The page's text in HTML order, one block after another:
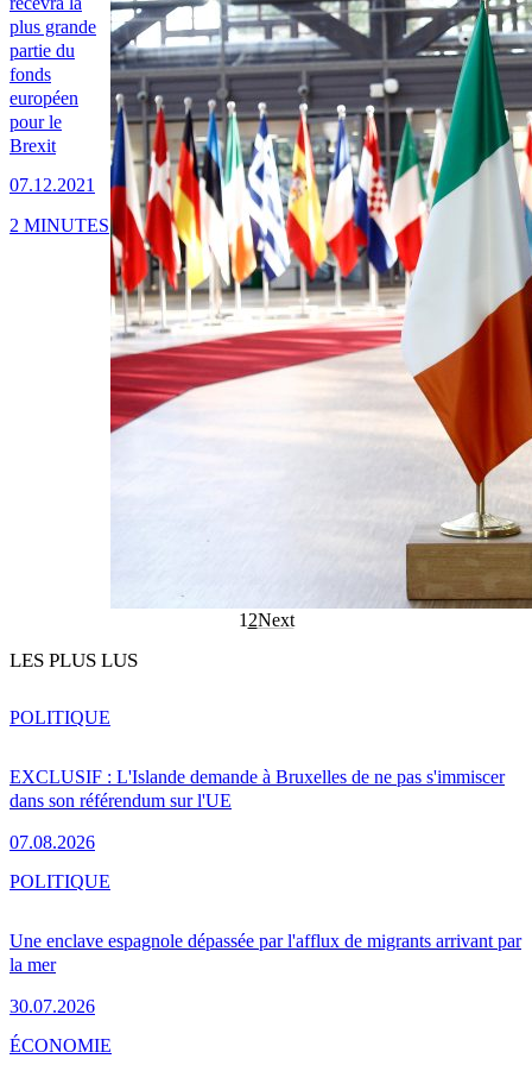
plus grande
partie du
fonds
européen
pour le
Brexit
07.12.2021
2 MINUTES
1 2Next
LES PLUS LUS
EXCLUSIF : L'Islande demande à Bruxelles de ne pas s'immiscer
dans son référendum sur l'UE
07.08.2026
POLITIQUE
Une enclave espagnole dépassée par l'afflux de migrants arrivant par
la mer
30.07.2026
POLITIQUE
ÉCONOMIE